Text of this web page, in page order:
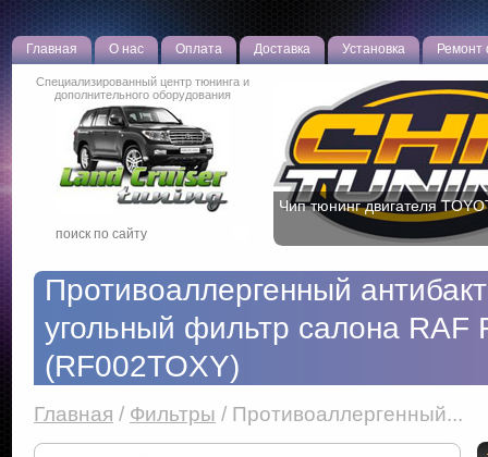
Главная О нас Оплата Доставка Установка Ремонт
Специализированный центр тюнинга и
дополнительного оборудования
Чип тюнинг двигателя
Противоаллергенный
угольный фильтр салона RAF
(RF002TOXY)
Главная / Фильтры / Противоаллергенный...